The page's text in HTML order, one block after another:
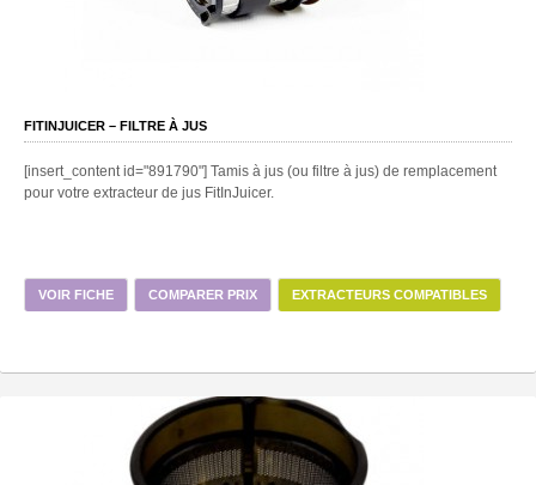
FITINJUICER – FILTRE À JUS
[insert_content id="891790"] Tamis à jus (ou filtre à jus) de remplacement
pour votre extracteur de jus FitInJuicer.
VOIR FICHE COMPARER PRIX EXTRACTEURS COMPATIBLES